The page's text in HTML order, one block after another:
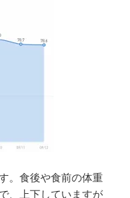
。食後や食前の体重
、上下していますが